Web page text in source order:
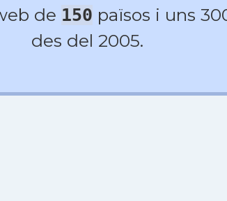
de 150 països i uns
des del 2005.